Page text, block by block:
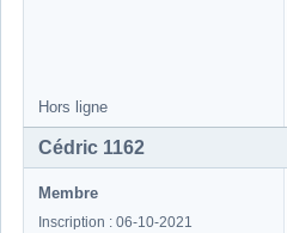
Hors ligne
Cédric 1162
Membre
Inscription : 06-10-2021